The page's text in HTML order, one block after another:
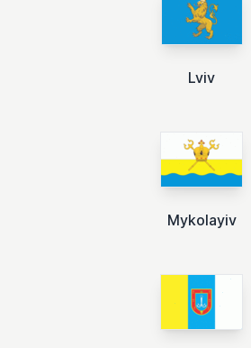
Lviv
Mykolayiv